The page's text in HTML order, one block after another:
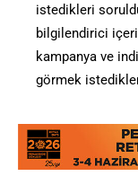
istedikleri
bilgilendirici
kampanya ve
görmek